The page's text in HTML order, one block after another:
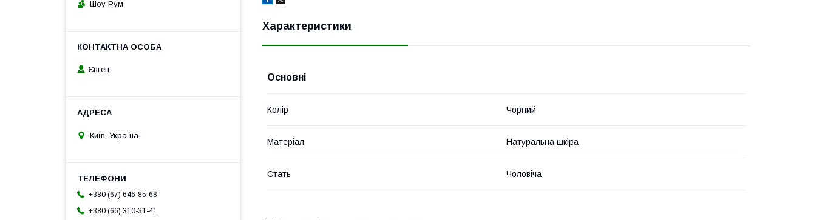
Характеристики
Основні
Колір Чорний
Матеріал Натуральна шкіра
Стать Чоловіча
Шоу Рум
Євген
Київ, Україна
+380 (67) 646-85-68
+380 (66) 310-31-41